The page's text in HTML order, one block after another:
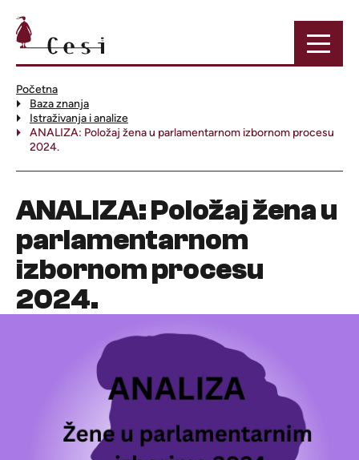
Početna
Baza znanja
Istraživanja i analize
ANALIZA: Položaj žena u parlamentarnom izbornom procesu
2024.
ANALIZA: Položaj žena u
parlamentarnom
izbornom procesu
2024.